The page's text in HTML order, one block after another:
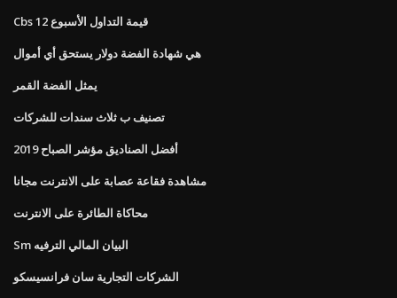
Cbs قيمة التداول الأسبوع 12
هي شهادة الفضة دولار يستحق أي أموال
يمثل الفضة القمر
تصنيف ب ثلاث سندات للشركات
أفضل الصناديق مؤشر الصباح 2019
مشاهدة فقاعة عصابة على الانترنت مجانا
محاكاة الطائرة على الانترنت
Sm البيان المالي الترفيه
الشركات التجارية سان فرانسيسكو